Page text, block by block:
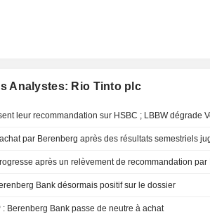
Analystes: Rio Tinto plc
Bank désormais positif sur le dossier
: Berenberg Bank passe de neutre à achat